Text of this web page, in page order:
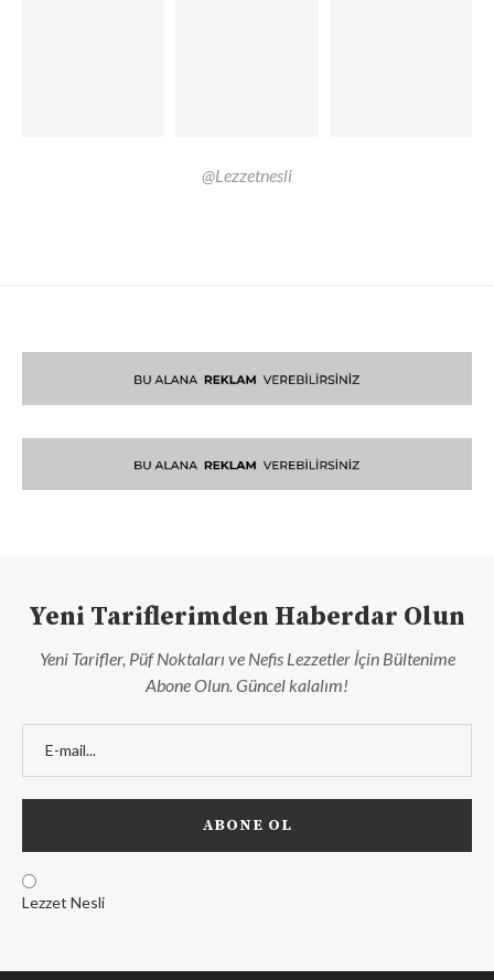
@Lezzetnesli
Yeni Tariflerimden Haberdar Olun
Yeni Tarifler, Püf Noktaları ve Nefis Lezzetler İçin Bültenime
Abone Olun. Güncel kalalım!
Lezzet Nesli